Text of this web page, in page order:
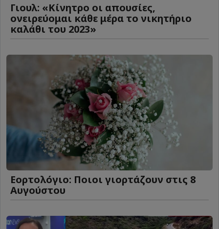
Γιουλ: «Κίνητρο οι απουσίες,
ονειρεύομαι κάθε μέρα το νικητήριο
καλάθι του 2023»
Εορτολόγιο: Ποιοι γιορτάζουν στις 8
Αυγούστου